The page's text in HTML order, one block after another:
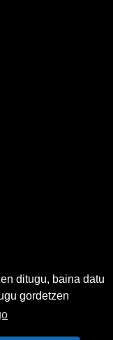
ditugu, baina datu
gordetzen